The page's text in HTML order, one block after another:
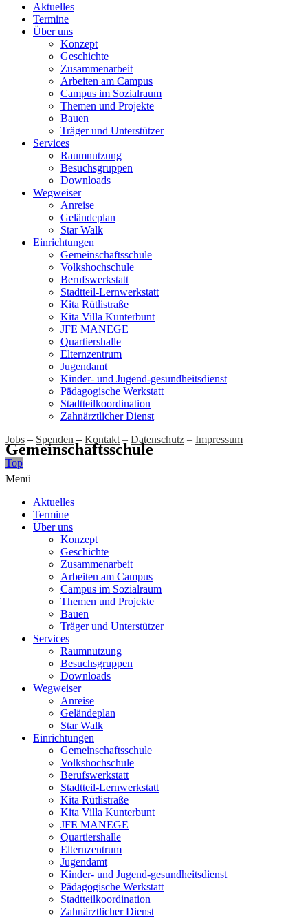
Aktuelles
Termine
Über uns
Konzept
Geschichte
Zusammenarbeit
Arbeiten am Campus
Campus im Sozialraum
Themen und Projekte
Bauen
Träger und Unterstützer
Services
Raumnutzung
Besuchsgruppen
Downloads
Wegweiser
Anreise
Geländeplan
Star Walk
Einrichtungen
Gemeinschaftsschule
Volkshochschule
Berufswerkstatt
Stadtteil-Lernwerkstatt
Kita Rütlistraße
Kita Villa Kunterbunt
JFE MANEGE
Quartiershalle
Elternzentrum
Jugendamt
Kinder- und Jugend-gesundheitsdienst
Pädagogische Werkstatt
Stadtteilkoordination
Zahnärztlicher Dienst
Jobs – Spenden – Kontakt – Datenschutz – Impressum
Top
Gemeinschaftsschule
Menü
Aktuelles
Termine
Über uns
Konzept
Geschichte
Zusammenarbeit
Arbeiten am Campus
Campus im Sozialraum
Themen und Projekte
Bauen
Träger und Unterstützer
Services
Raumnutzung
Besuchsgruppen
Downloads
Wegweiser
Anreise
Geländeplan
Star Walk
Einrichtungen
Gemeinschaftsschule
Volkshochschule
Berufswerkstatt
Stadtteil-Lernwerkstatt
Kita Rütlistraße
Kita Villa Kunterbunt
JFE MANEGE
Quartiershalle
Elternzentrum
Jugendamt
Kinder- und Jugend-gesundheitsdienst
Pädagogische Werkstatt
Stadtteilkoordination
Zahnärztlicher Dienst